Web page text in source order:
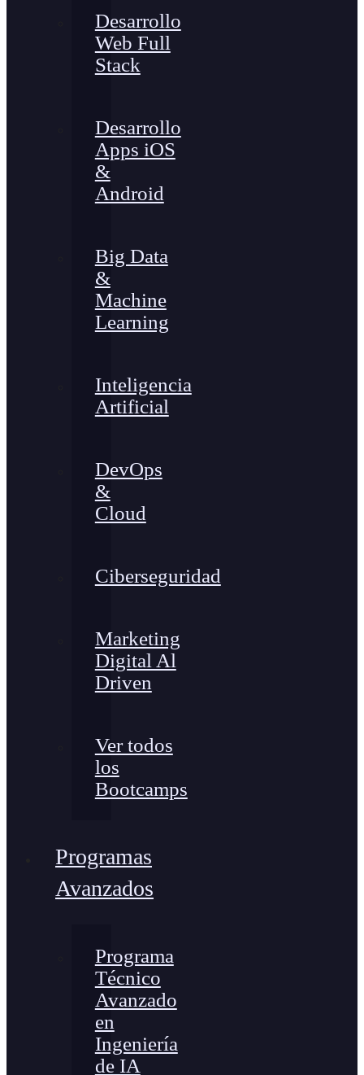
Desarrollo
Web Full
Stack
Desarrollo
Apps iOS
&
Android
Big Data
&
Machine
Learning
Inteligencia
Artificial
DevOps
&
Cloud
Ciberseguridad
Marketing
Digital Al
Driven
Ver todos
los
Bootcamps
Programas
Avanzados
Programa
Técnico
Avanzado
en
Ingeniería
de IA